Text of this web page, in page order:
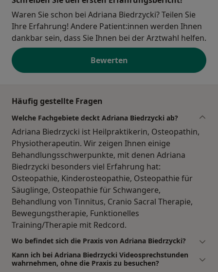
Waren Sie schon bei Adriana Biedrzycki? Teilen Sie
Ihre Erfahrung! Andere Patient:innen werden Ihnen
dankbar sein, dass Sie Ihnen bei der Arztwahl helfen.
Bewerten
Häufig gestellte Fragen
Welche Fachgebiete deckt Adriana Biedrzycki ab?
Adriana Biedrzycki ist Heilpraktikerin, Osteopathin,
Physiotherapeutin. Wir zeigen Ihnen einige
Behandlungsschwerpunkte, mit denen Adriana
Biedrzycki besonders viel Erfahrung hat:
Osteopathie, Kinderosteopathie, Osteopathie für
Säuglinge, Osteopathie für Schwangere,
Behandlung von Tinnitus, Cranio Sacral Therapie,
Bewegungstherapie, Funktionelles
Training/Therapie mit Redcord.
Wo befindet sich die Praxis von Adriana Biedrzycki?
Kann ich bei Adriana Biedrzycki Videosprechstunden
wahrnehmen, ohne die Praxis zu besuchen?